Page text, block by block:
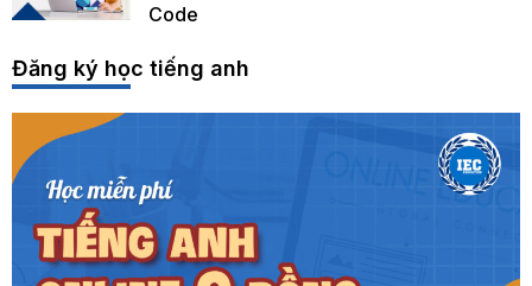
Code
Đăng ký học tiếng anh